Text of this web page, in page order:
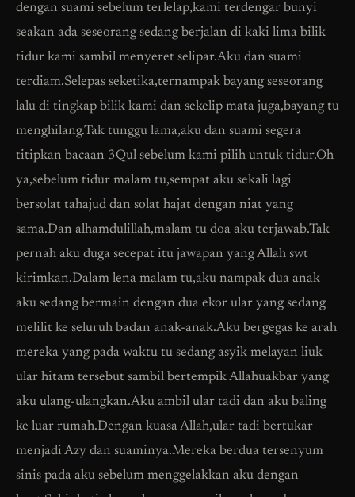
dengan suami sebelum terlelap,kami terdengar bunyi
seakan ada seseorang sedang berjalan di kaki lima bilik
tidur kami sambil menyeret selipar.Aku dan suami
terdiam.Selepas seketika,ternampak bayang seseorang
lalu di tingkap bilik kami dan sekelip mata juga,bayang tu
menghilang.Tak tunggu lama,aku dan suami segera
titipkan bacaan 3Qul sebelum kami pilih untuk tidur.Oh
ya,sebelum tidur malam tu,sempat aku sekali lagi
bersolat tahajud dan solat hajat dengan niat yang
sama.Dan alhamdulillah,malam tu doa aku terjawab.Tak
pernah aku duga secepat itu jawapan yang Allah swt
kirimkan.Dalam lena malam tu,aku nampak dua anak
aku sedang bermain dengan dua ekor ular yang sedang
melilit ke seluruh badan anak-anak.Aku bergegas ke arah
mereka yang pada waktu tu sedang asyik melayan liuk
ular hitam tersebut sambil bertempik Allahuakbar yang
aku ulang-ulangkan.Aku ambil ular tadi dan aku baling
ke luar rumah.Dengan kuasa Allah,ular tadi bertukar
menjadi Azy dan suaminya.Mereka berdua tersenyum
sinis pada aku sebelum menggelakkan aku dengan